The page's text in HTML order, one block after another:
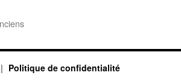
Politique de confidentialité